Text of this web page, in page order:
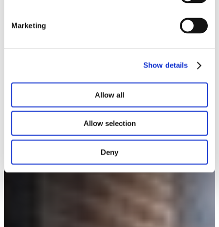
Marketing
Show details
Allow all
Allow selection
Deny